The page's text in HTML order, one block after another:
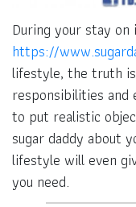
During your stay
https://
lifestyle, the truth
responsibilities and
to put realistic
sugar daddy about
lifestyle will even
you need.